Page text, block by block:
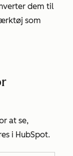
dem til
som
at se,
i HubSpot.